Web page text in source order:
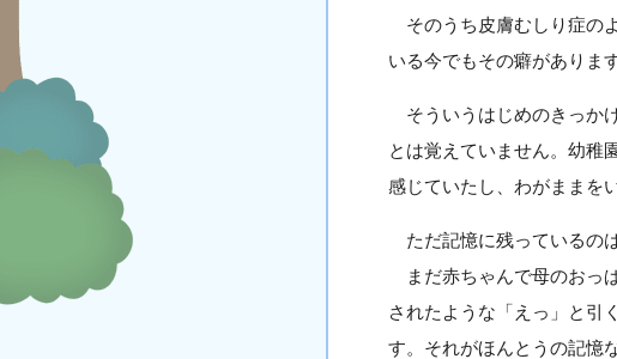
そのうち皮膚むしり症の
いる今でもその癖があります
そういうはじめのきっか
とは覚えていません。幼稚
感じていたし、わがままを
ただ記憶に残っているの
まだ赤ちゃんで母のおっ
されたような「えっ」と引
す。それがほんとうの記憶